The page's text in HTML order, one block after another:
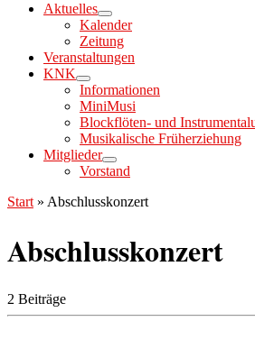
Aktuelles
Kalender
Zeitung
Veranstaltungen
KNK
Informationen
MiniMusi
Blockflöten- und
Musikalische Früherziehung
Mitglieder
Vorstand
Start » Abschlusskonzert
Abschlusskonzert
2 Beiträge